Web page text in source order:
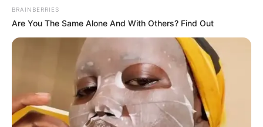
BRAINBERRIES
Are You The Same Alone And With Others? Find Out